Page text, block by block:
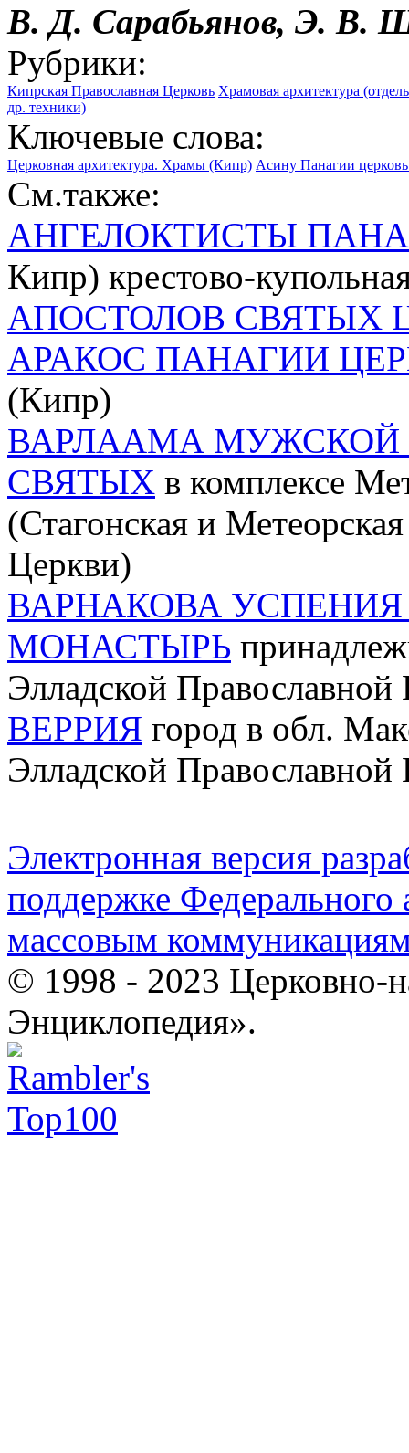
В. Д. Сарабьянов, Э. В.
Рубрики:
Кипрская Православная Церковь Храмовая архитектура
др. техники)
Ключевые слова:
Церковная архитектура. Храмы (Кипр) Асину Панагии
См.также:
АНГЕЛОКТИСТЫ
Кипр) крестово-
АПОСТОЛОВ СВЯТЫХ
АРАКОС ПАНАГИИ
(Кипр)
ВАРЛААМА МУЖСКОЙ
СВЯТЫХ в комплексе
(Стагонская и
Церкви)
ВАРНАКОВА
МОНАСТЫРЬ
Элладской Православной
ВЕРРИЯ город в обл.
Элладской Православной
Электронная версия
поддержке Федерального
массовым
© 1998 - 2023 Церковно-
Энциклопедия».